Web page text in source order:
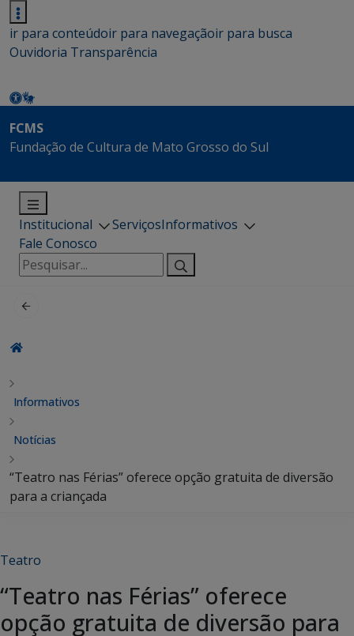
ir para conteúdoir para navegaçãoir para busca
Ouvidoria Transparência
FCMS
Fundação de Cultura de Mato Grosso do Sul
Institucional ServiçosInformativos
Fale Conosco
Pesquisar
por:
Informativos
Notícias
“Teatro nas Férias” oferece opção gratuita de diversão
para a criançada
Teatro
“Teatro nas Férias” oferece
opção gratuita de diversão para